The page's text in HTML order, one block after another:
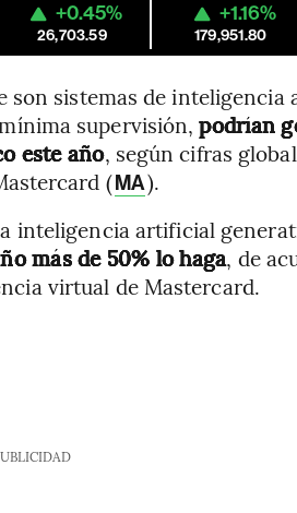
+0.45%
26,703.59
+1.16%
179,951.80
son sistemas de inteligencia
supervisión,podrían
este año, según cifras
(MA).
inteligencia artificial
más de 50% lo haga, de
virtual de Mastercard.